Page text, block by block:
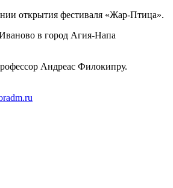
открытия фестиваля «Жар-Птица».
в город Агия-Напа
Андреас Филокипру.